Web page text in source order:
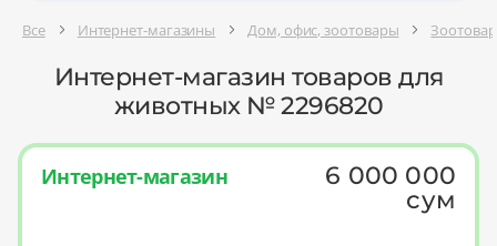
Все Интернет-магазины Дом, офис, зоотовары
Интернет-магазин товаров для
животных № 2296820
Интернет-магазин
6 000 000
сум